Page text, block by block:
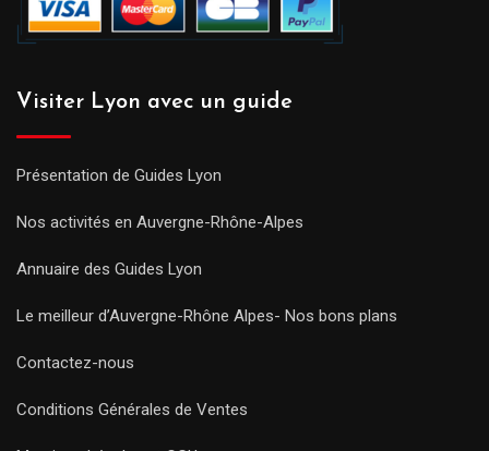
Visiter Lyon avec un guide
Présentation de Guides Lyon
Nos activités en Auvergne-Rhône-Alpes
Annuaire des Guides Lyon
Le meilleur d’Auvergne-Rhône Alpes- Nos bons plans
Contactez-nous
Conditions Générales de Ventes